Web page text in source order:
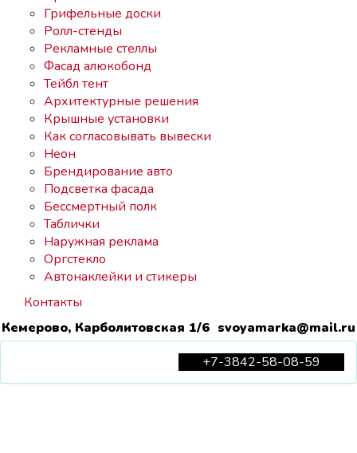
Грифельные доски
Ролл-стенды
Рекламные стеллы
Фасад алюкобонд
Тейбл тент
Архитектурные решения
Крышные установки
Как согласовывать вывески
Неон
Брендирование авто
Подсветка фасада
Бессмертный полк
Таблички
Наружная реклама
Оргстекло
Автонаклейки и стикеры
Контакты
Кемерово, Карболитовская 1/6 svoyamarka@mail.ru
+7-3842-58-08-59